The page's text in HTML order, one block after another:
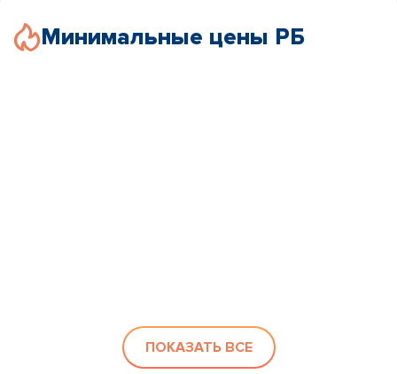
Минимальные цены РБ
ПОКАЗАТЬ ВСЕ